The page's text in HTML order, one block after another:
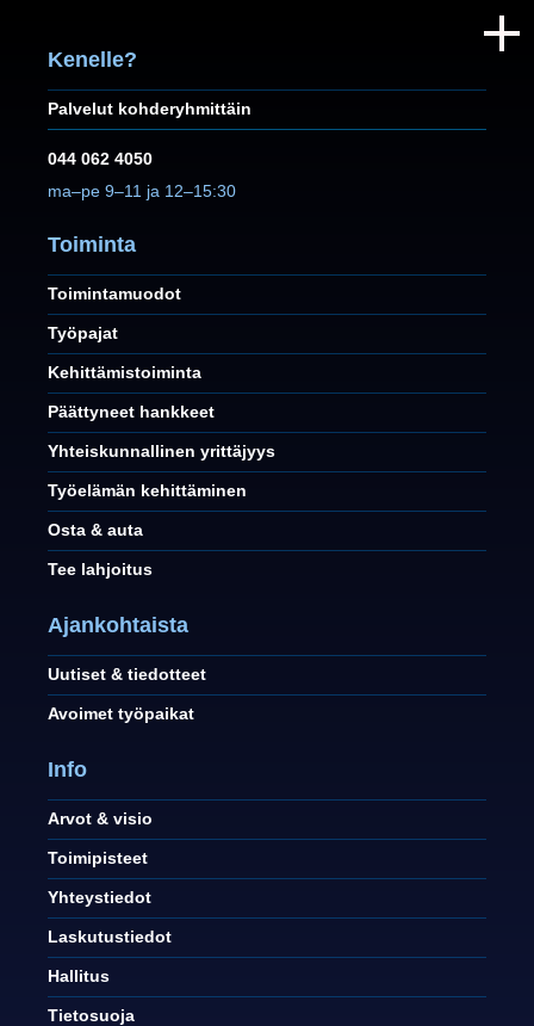
Kenelle?
Palvelut kohderyhmittäin
044 062 4050
ma–pe 9–11 ja 12–15:30
Toiminta
Toimintamuodot
Työpajat
Kehittämistoiminta
Päättyneet hankkeet
Yhteiskunnallinen yrittäjyys
Työelämän kehittäminen
Osta & auta
Tee lahjoitus
Ajankohtaista
Uutiset & tiedotteet
Avoimet työpaikat
Info
Arvot & visio
Toimipisteet
Yhteystiedot
Laskutustiedot
Hallitus
Tietosuoja